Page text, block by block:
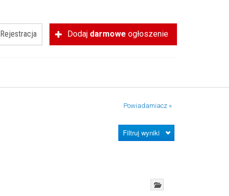
Rejestracja Dodaj darmowe ogłoszenie
Powiadamiacz »
Filtruj wyniki